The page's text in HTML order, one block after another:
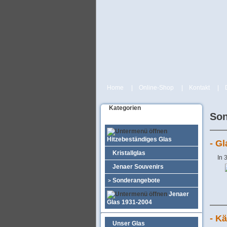
Home Online-Shop Kontakt
Kategorien
Hitzebeständiges Glas
Kristallglas
Jenaer Souvenirs
> Sonderangebote
Jenaer
Glas 1931-2004
Unser Glas
-
In
-